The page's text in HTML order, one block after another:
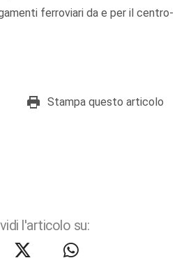
ferroviari da e per il centro-
Stampa questo articolo
l'articolo su: